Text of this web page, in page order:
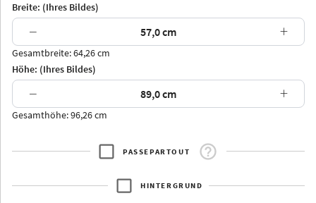
Arran Luzern
Thurgau
Breite: (Ihres Bildes)
− +
Gesamtbreite: 64,26 cm
Höhe: (Ihres Bildes)
− +
Gesamthöhe: 96,26 cm
PASSEPARTOUT
HINTERGRUND